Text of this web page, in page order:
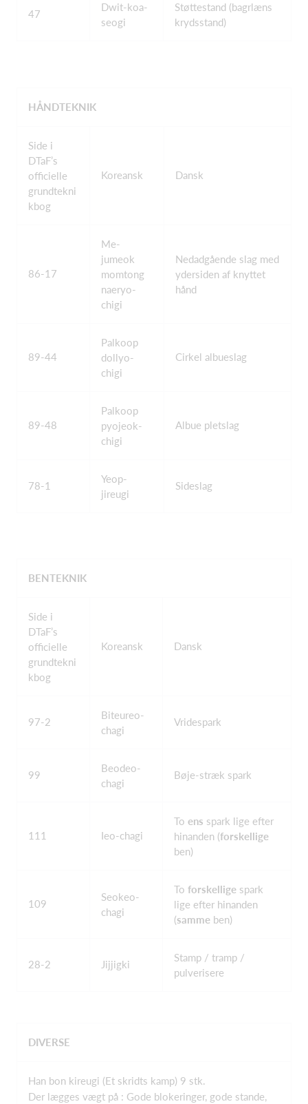
47
Dwit-koa-
seogi
Støttestand (bagrlæns
krydsstand)
HÅNDTEKNIK
Side i
DTaF’s
officielle
grundtekni
kbog
Koreansk Dansk
86-17
Me-
jumeok
momtong
naeryo-
chigi
Nedadgående slag med
ydersiden af knyttet
hånd
89-44
Palkoop
dollyo-
chigi
Cirkel albueslag
89-48
Palkoop
pyojeok-
chigi
Albue pletslag
78-1
Yeop-
jireugi
Sideslag
BENTEKNIK
Side i
DTaF’s
officielle
grundtekni
kbog
Koreansk Dansk
97-2
Biteureo-
chagi
Vridespark
99
Beodeo-
chagi
Bøje-stræk spark
111 Ieo-chagi
To ens spark lige efter
hinanden (forskellige
ben)
109
Seokeo-
chagi
To forskellige spark
lige efter hinanden
(samme ben)
28-2 Jijjigki
Stamp / tramp /
pulverisere
DIVERSE
Han bon kireugi (Et skridts kamp) 9 stk.
Der lægges vægt på : Gode blokeringer, gode stande,